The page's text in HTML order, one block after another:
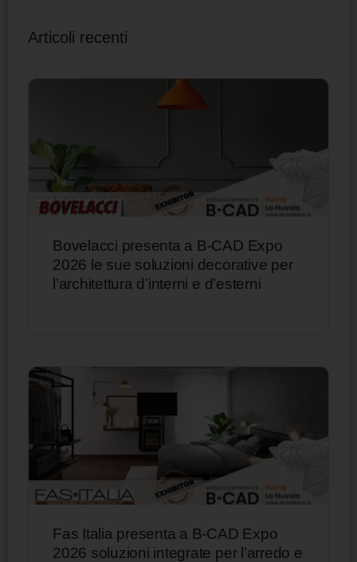
Articoli recenti
Bovelacci presenta a B-CAD Expo
2026 le sue soluzioni decorative per
l’architettura d’interni e d’esterni
Fas Italia presenta a B-CAD Expo
2026 soluzioni integrate per l’arredo e